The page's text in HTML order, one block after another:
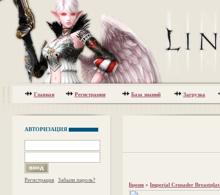
Главная Регистрация База знаний Загрузка
АВТОРИЗАЦИЯ
Регистрация Забыли пароль?
Броня »Imperial Crusader